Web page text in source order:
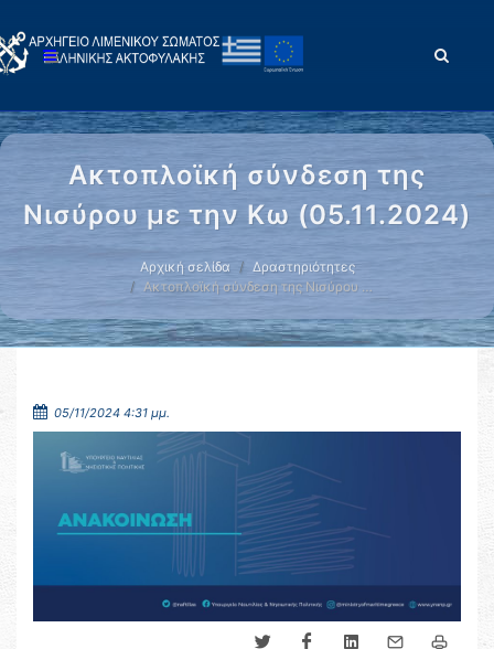
Ακτοπλοϊκή σύνδεση της
Νισύρου με την Κω (05.11.2024)
Αρχική σελίδα
Δραστηριότητες
Ακτοπλοϊκή σύνδεση της Νισύρου …
05/11/2024 4:31 μμ.